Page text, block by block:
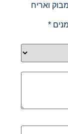
ואריח
*